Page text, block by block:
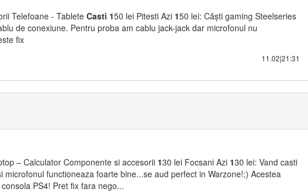
Telefoane - TableteCasti 150 lei Pitesti Azi 150 lei: Căști gaming Steelseries
de conexiune. Pentru proba am cablu jack-jack dar microfonul nu
fix
11.02|21:31
– Calculator Componente si accesorii 130 lei Focsani Azi 130 lei: Vand casti
microfonul functioneaza foarte bine...se aud perfect in Warzone!;) Acestea
PS4! Pret fix fara nego...